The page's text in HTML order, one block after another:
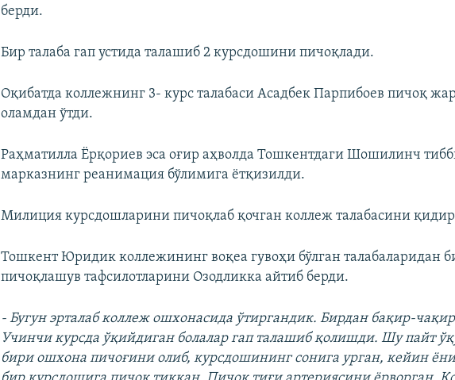
берди.
Бир талаба гап устида талашиб 2 курсдошини пичоқлади.
Оқибатда коллежнинг 3- курс талабаси Асадбек Парпибоев пичоқ
оламдан ўтди.
Раҳматилла Ёрқориев эса оғир аҳволда Тошкентдаги Шошилинч
марказнинг реанимация бўлимига ётқизилди.
Милиция курсдошларини пичоқлаб қочган коллеж талабасини
Тошкент Юридик коллежининг воқеа гувоҳи бўлган талабаларидан
пичоқлашув тафсилотларини Озодликка айтиб берди.
- Бугун эрталаб коллеж ошхонасида ўтиргандик. Бирдан бақир-
Учинчи курсда ўқийдиган болалар гап талашиб қолишди. Шу пайт
бири ошхона пичоғини олиб, курсдошининг сонига урган, кейин